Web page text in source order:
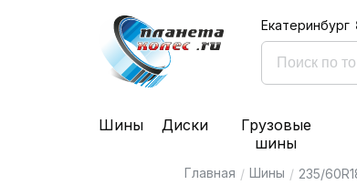
Екатеринбург
Шины Диски
Грузовые
шины
Главная / Шины / 235/